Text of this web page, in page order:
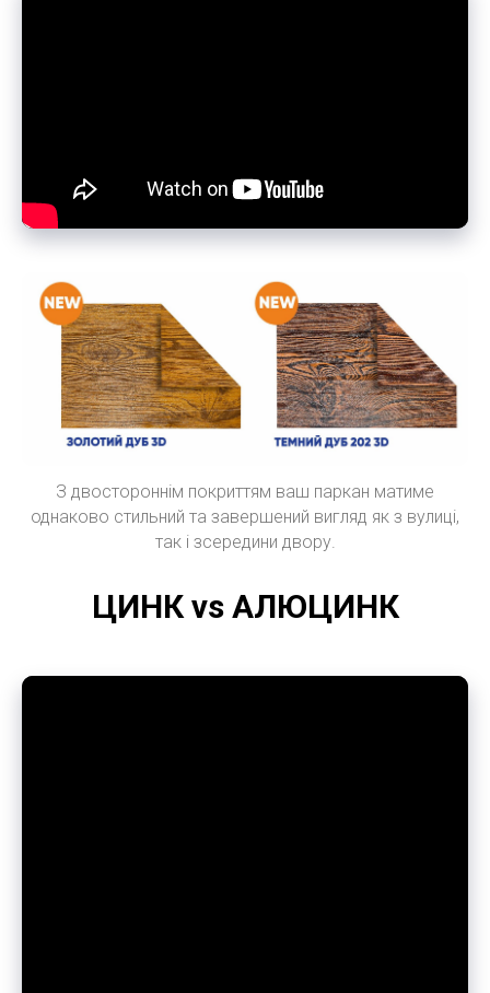
З двостороннім покриттям ваш паркан матиме
однаково стильний та завершений вигляд як з вулиці,
так і зсередини двору.
ЦИНК vs АЛЮЦИНК